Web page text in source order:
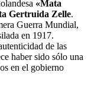
«Mata
Gertruida Zelle.
Guerra Mundial,
en 1917.
de las
haber sido sólo una
en el gobierno